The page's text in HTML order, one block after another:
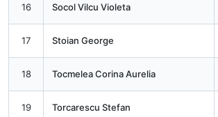
16 Socol Vilcu Violeta
17 Stoian George
18 Tocmelea Corina Aurelia
19 Torcarescu Stefan